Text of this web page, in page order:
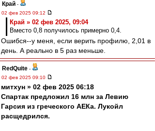
Край -
02 фев 2025 09:12
Край » 02 фев 2025, 09:04
Вместо 0,8 получилось примерно 0,4.
Ошибся--у меня, если верить профилю, 2,01 в
день. А реально в 5 раз меньше.
RedQuite -
02 фев 2025 09:10
митхун » 02 фев 2025 06:18
Спартак предложил 16 млн за Левию
Гарсия из греческого АЕКа. Лукойл
расщедрился.